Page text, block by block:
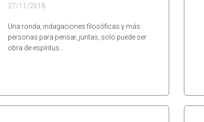
27/11/2018
Una ronda, indagaciones filosóficas y más
personas para pensar, juntas, solo puede ser
obra de espíritus…